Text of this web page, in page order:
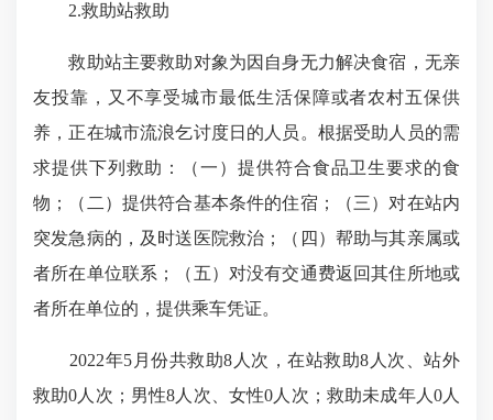
2.救助站救助
救助站主要救助对象为因自身无力解决食宿，无亲
友投靠，又不享受城市最低生活保障或者农村五保供
养，正在城市流浪乞讨度日的人员。根据受助人员的需
求提供下列救助：（一）提供符合食品卫生要求的食
物；（二）提供符合基本条件的住宿；（三）对在站内
突发急病的，及时送医院救治；（四）帮助与其亲属或
者所在单位联系；（五）对没有交通费返回其住所地或
者所在单位的，提供乘车凭证。
2022年5月份共救助8人次，在站救助8人次、站外
救助0人次；男性8人次、女性0人次；救助未成年人0人